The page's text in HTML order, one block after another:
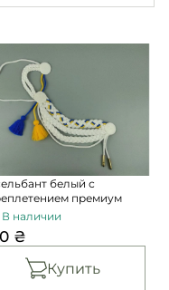
белый с
премиум
В наличии
₴
Купить